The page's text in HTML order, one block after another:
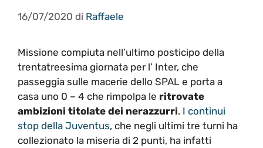
16/07/2020 di Raffaele
Missione compiuta nell’ultimo posticipo della
trentatreesima giornata per l’ Inter, che
passeggia sulle macerie dello SPAL e porta a
casa uno 0 – 4 che rimpolpa le ritrovate
ambizioni titolate dei nerazzurri. I continui
stop della Juventus, che negli ultimi tre turni ha
collezionato la miseria di 2 punti, ha infatti